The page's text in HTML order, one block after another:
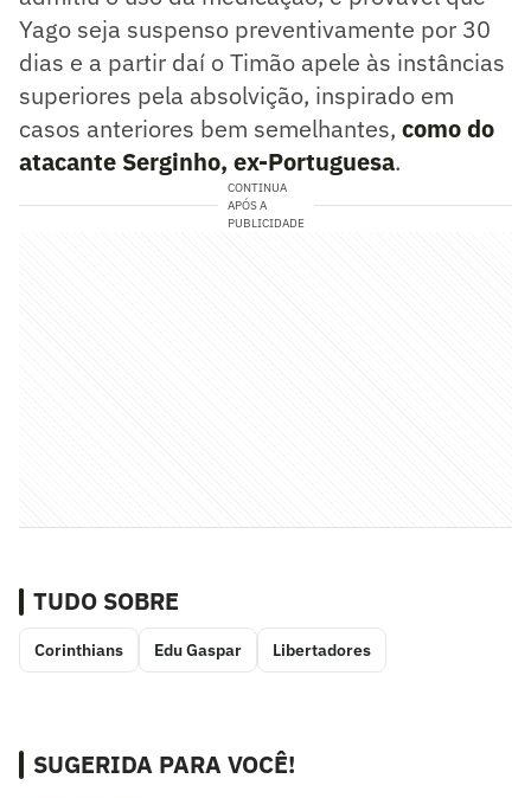
Yago seja suspenso preventivamente por 30
dias e a partir daí o Timão apele às instâncias
superiores pela absolvição, inspirado em
casos anteriores bem semelhantes, como do
atacante Serginho, ex-Portuguesa.
CONTINUA
APÓS A
PUBLICIDADE
TUDO SOBRE
Corinthians Edu Gaspar Libertadores
SUGERIDA PARA VOCÊ!